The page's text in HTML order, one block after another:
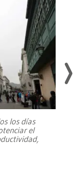
los días
el